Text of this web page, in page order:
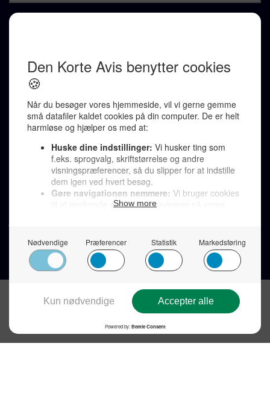
Karen Jespersen
Redaktionen kontaktes via mail til
redaktion@denkorteavis.dk
Telefonsvarer 20 30 10 96
Von Ostensgade 22, 2791 Dragør
LINKS
Tidligere aviser >
Støt Den Korte Avis >
Send et læserbrev >
Privatlivspolitik >